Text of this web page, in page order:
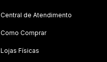
Central de Atendimento
Como Comprar
Lojas Físicas